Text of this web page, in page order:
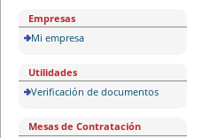
Empresas
Mi empresa
Utilidades
Verificación de documentos
Mesas de Contratación